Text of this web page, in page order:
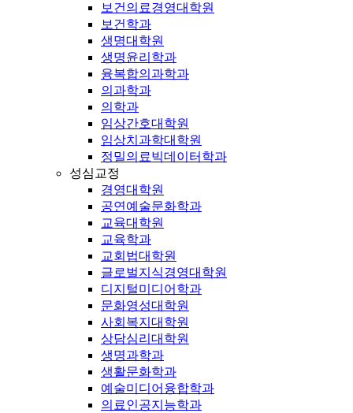
보건의료경영대학원
보건학과
생명대학원
생명윤리학과
융복합의과학과
의과학과
의학과
임상간호대학원
임상치과학대학원
정밀의료빅데이터학과
성심교정
경영대학원
공연예술문화학과
교육대학원
교육학과
교회법대학원
글로벌지식경영대학원
디지털미디어학과
문화영성대학원
사회복지대학원
상담심리대학원
생명과학과
생활문화학과
예술미디어융합학과
의료인공지능학과